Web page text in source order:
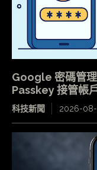
Google 密碼管
Passkey 接管帳
科技新聞 2026-